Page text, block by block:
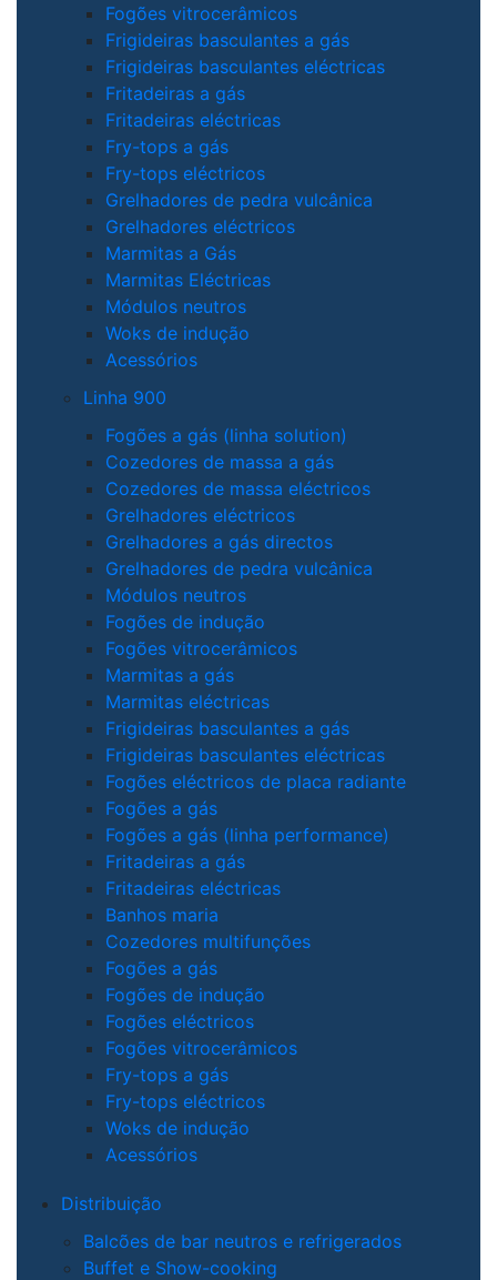
Fogões vitrocerâmicos
Frigideiras basculantes a gás
Frigideiras basculantes eléctricas
Fritadeiras a gás
Fritadeiras eléctricas
Fry-tops a gás
Fry-tops eléctricos
Grelhadores de pedra vulcânica
Grelhadores eléctricos
Marmitas a Gás
Marmitas Eléctricas
Módulos neutros
Woks de indução
Acessórios
Linha 900
Fogões a gás (linha solution)
Cozedores de massa a gás
Cozedores de massa eléctricos
Grelhadores eléctricos
Grelhadores a gás directos
Grelhadores de pedra vulcânica
Módulos neutros
Fogões de indução
Fogões vitrocerâmicos
Marmitas a gás
Marmitas eléctricas
Frigideiras basculantes a gás
Frigideiras basculantes eléctricas
Fogões eléctricos de placa radiante
Fogões a gás
Fogões a gás (linha performance)
Fritadeiras a gás
Fritadeiras eléctricas
Banhos maria
Cozedores multifunções
Fogões a gás
Fogões de indução
Fogões eléctricos
Fogões vitrocerâmicos
Fry-tops a gás
Fry-tops eléctricos
Woks de indução
Acessórios
Distribuição
Balcões de bar neutros e refrigerados
Buffet e Show-cooking